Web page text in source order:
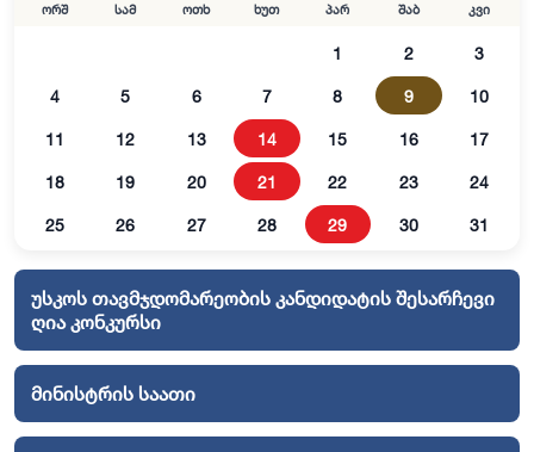
ორშ სამ ოთხ ხუთ პარ შაბ კვი
1 2 3
4 5 6 7 8 9 10
11 12 13 14 15 16 17
18 19 20 21 22 23 24
25 26 27 28 29 30 31
უსკოს თავმჯდომარეობის კანდიდატის შესარჩევი
ღია კონკურსი
მინისტრის საათი